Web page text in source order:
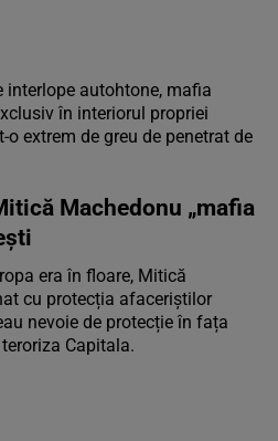
interlope autohtone, mafia
în interiorul propriei
extrem de greu de penetrat de
Machedonu „mafia
era în floare, Mitică
cu protecția afaceriștilor
nevoie de protecție în fața
Capitala.